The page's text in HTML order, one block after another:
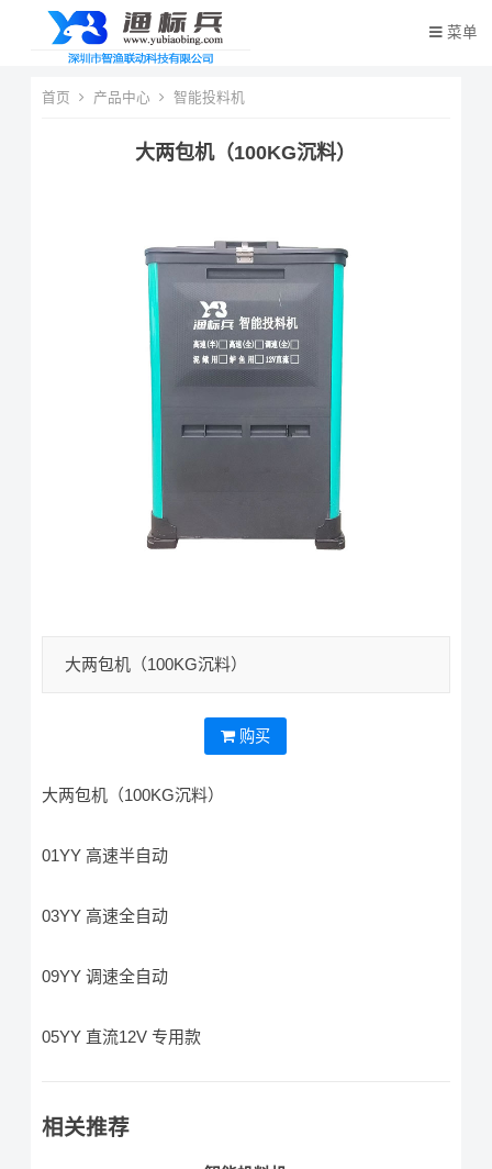
菜单
首页 产品中心 智能投料机
大两包机（100KG沉料）
大两包机（100KG沉料）
购买
大两包机（100KG沉料）
01YY 高速半自动
03YY 高速全自动
09YY 调速全自动
05YY 直流12V 专用款
相关推荐